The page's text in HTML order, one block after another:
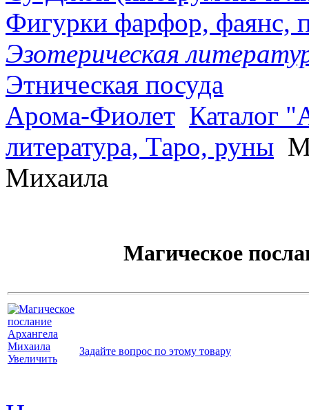
Фигурки фарфор, фаянс,
Эзотерическая
Этническая посуда
Арома-Фиолет Каталог
литература, Таро, руны
Михаила
Магическое
Увеличить
Задайте вопрос по этому товару